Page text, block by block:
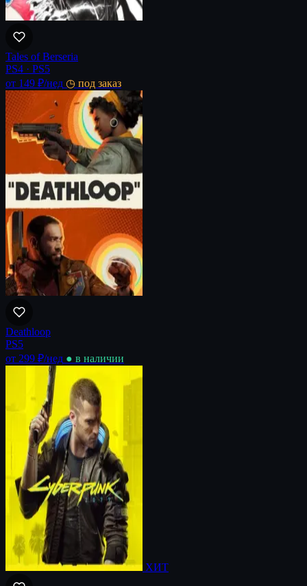
Tales of Berseria
PS4 · PS5
от 149 ₽/нед ◷ под заказ
Deathloop
PS5
от 299 ₽/нед ● в наличии
ХИТ